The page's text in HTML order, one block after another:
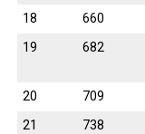
18
660
19
682
20
709
21
738